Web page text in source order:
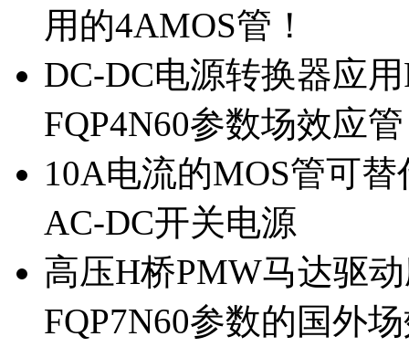
用的4AMOS管！
DC-DC电源转换器应
FQP4N60参数场效应
10A电流的MOS管可
AC-DC开关电源
高压H桥PMW马达驱
FQP7N60参数的国外